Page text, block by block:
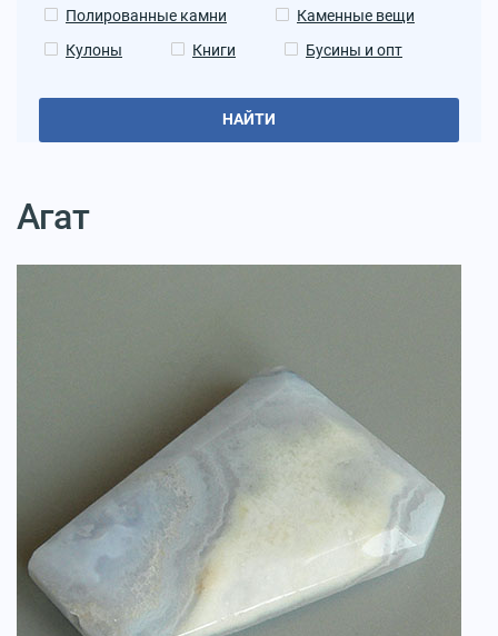
Полированные камни
Каменные вещи
Кулоны
Книги Бусины и опт
НАЙТИ
Агат